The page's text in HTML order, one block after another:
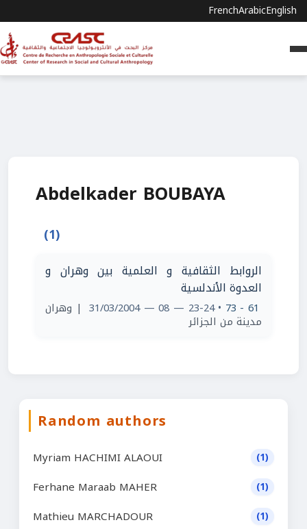
FrenchArabicEnglish
Abdelkader BOUBAYA
(1)
الروابط الثقافية و العلمية بين وهران و
العدوة الأندلسية
61 - 73
• 23-24 — 08 — 31/03/2004 | وهران
مدينة من الجزائر
Random authors
Myriam HACHIMI ALAOUI (1)
Ferhane Maraab MAHER (1)
Mathieu MARCHADOUR (1)